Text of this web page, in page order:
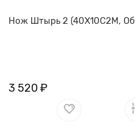
Нож Штырь 2 (40Х10С2М,
3 520 ₽